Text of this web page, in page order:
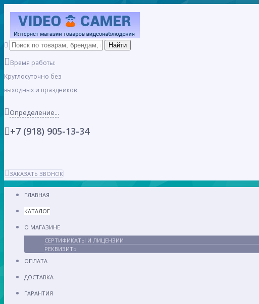
Время работы:
Круглосуточно без
выходных и праздников
Определение...
+7 (918) 905-13-34
ЗАКАЗАТЬ ЗВОНОК
ГЛАВНАЯ
КАТАЛОГ
О МАГАЗИНЕ
СЕРТИФИКАТЫ И ЛИЦЕНЗИИ
РЕКВИЗИТЫ
ОПЛАТА
ДОСТАВКА
ГАРАНТИЯ